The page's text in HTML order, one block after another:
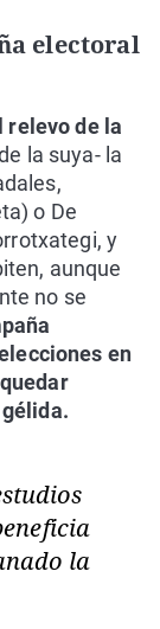
electoral
relevo de la
la suya- la
o De
y
aunque
no se
en
la